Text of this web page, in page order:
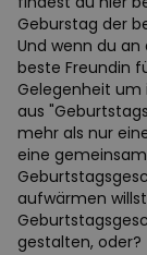
Geburstag der
Und wenn du
beste Freundin
Gelegenheit um
aus
mehr als nur
eine
aufwärmen
gestalten, oder?